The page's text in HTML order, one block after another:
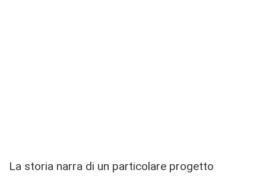
La storia narra di un particolare progetto